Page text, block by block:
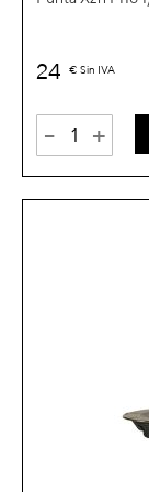
24 € Sin IVA
- +